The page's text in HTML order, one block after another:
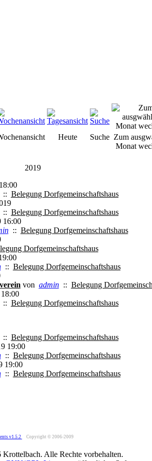
Heute Suche Zum
Monat
2019
Belegung Dorfgemeinschaftshaus
Belegung Dorfgemeinschaftshaus
16:00
:: Belegung Dorfgemeinschaftshaus
Dorfgemeinschaftshaus
:: Belegung Dorfgemeinschaftshaus
von admin:: Belegung
Belegung Dorfgemeinschaftshaus
Belegung Dorfgemeinschaftshaus
19:00
:: Belegung Dorfgemeinschaftshaus
19:00
:: Belegung Dorfgemeinschaftshaus
v1.5.2 Copyright © 2006-2009
Alle Rechte vorbehalten.